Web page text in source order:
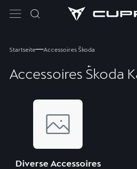
Startseite Accessoires Škoda
Accessoires Škoda
Diverse Accessoires